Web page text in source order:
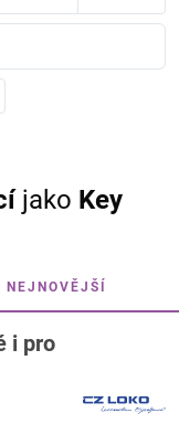
jako Key
NEJNOVĚJŠÍ
i pro